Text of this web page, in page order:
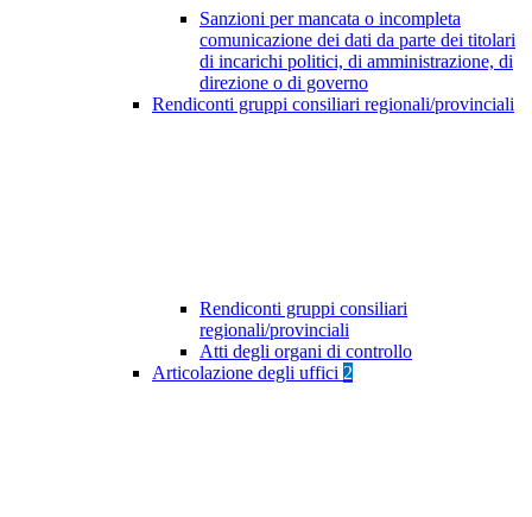
Sanzioni per mancata o incompleta
comunicazione dei dati da parte dei titolari
di incarichi politici, di amministrazione, di
direzione o di governo
Rendiconti gruppi consiliari regionali/provinciali
Rendiconti gruppi consiliari
regionali/provinciali
Atti degli organi di controllo
Articolazione degli uffici 2